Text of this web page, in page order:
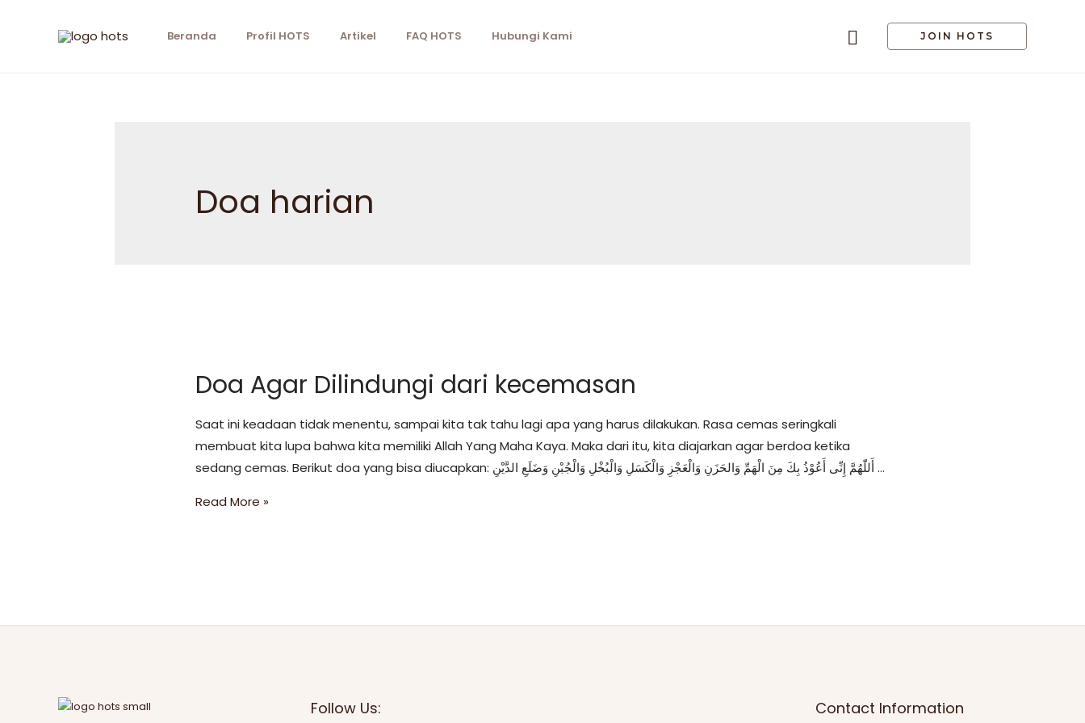
Beranda Profil HOTS Artikel FAQ HOTS Hubungi Kami JOIN HOTS
Doa harian
Doa Agar Dilindungi dari kecemasan
Saat ini keadaan tidak menentu, sampai kita tak tahu lagi apa yang harus dilakukan. Rasa cemas seringkali
membuat kita lupa bahwa kita memiliki Allah Yang Maha Kaya. Maka dari itu, kita diajarkan agar berdoa ketika
sedang cemas. Berikut doa yang bisa diucapkan: أَللّٰهُمَّ إِنِّى أَعُوْذُ بِكَ مِنَ الْهَمِّ وَالحَزَنِ وَالْعَجْزِ وَالْكَسَلِ وَالْبُخْلِ وَالْجُبْنِ وَضَلَعِ الدَّيْنِ …
Read More »
Follow Us: Contact Information